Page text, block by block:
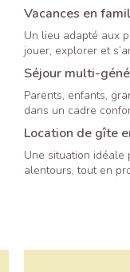
Vacances en
Un lieu adapté aux
jouer, explorer et
Séjour multi-
Parents, enfants,
dans un cadre
Location de gîte
Une situation idéale
alentours, tout en